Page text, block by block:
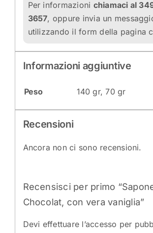
Per informazioni chiamaci al
3657, oppure invia un
utilizzando il form della pagina
Informazioni aggiuntive
Peso 140 gr, 70 gr
Recensioni
Ancora non ci sono recensioni.
Recensisci per primo
Chocolat, con vera vaniglia”
Devi effettuare l’accesso per